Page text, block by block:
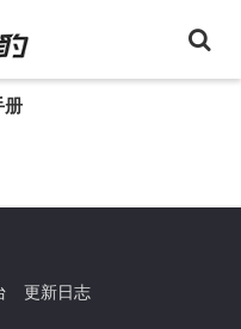
册
更新日志